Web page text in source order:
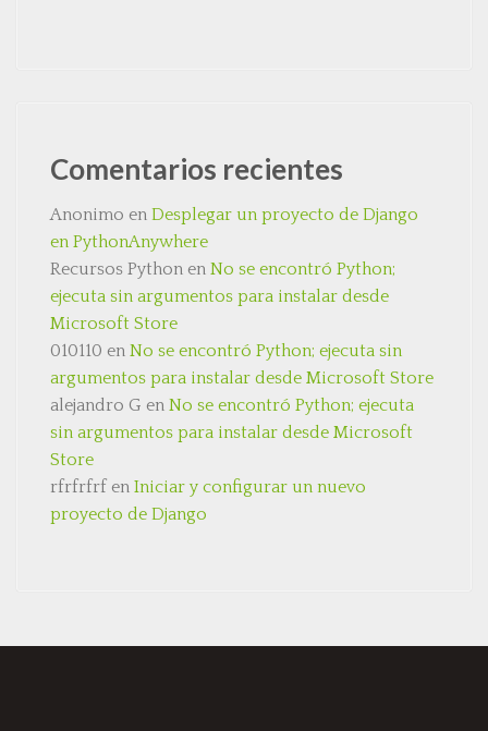
Comentarios recientes
Anonimo en Desplegar un proyecto de Django
en PythonAnywhere
Recursos Python en No se encontró Python;
ejecuta sin argumentos para instalar desde
Microsoft Store
010110 en No se encontró Python; ejecuta sin
argumentos para instalar desde Microsoft Store
alejandro G en No se encontró Python; ejecuta
sin argumentos para instalar desde Microsoft
Store
rfrfrfrf en Iniciar y configurar un nuevo
proyecto de Django